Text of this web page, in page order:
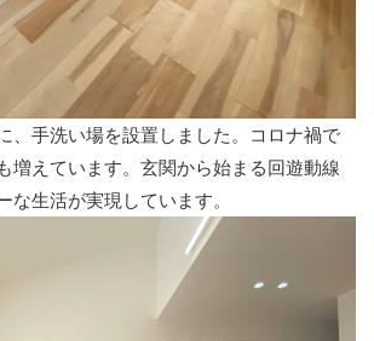
、手洗い場を設置しました。コロナ禍で
増えています。玄関から始まる回遊動線
な生活が実現しています。